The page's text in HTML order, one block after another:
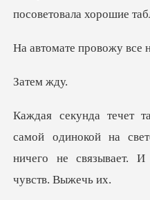
ожу все
ем
одинокой на
ничего не св